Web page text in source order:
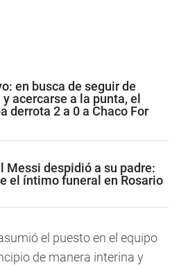
en busca de seguir de
y acercarse a la punta, el
derrota 2 a 0 a Chaco For
Messi despidió a su padre:
el íntimo funeral en Rosario
el puesto en el equipo
de manera interina y